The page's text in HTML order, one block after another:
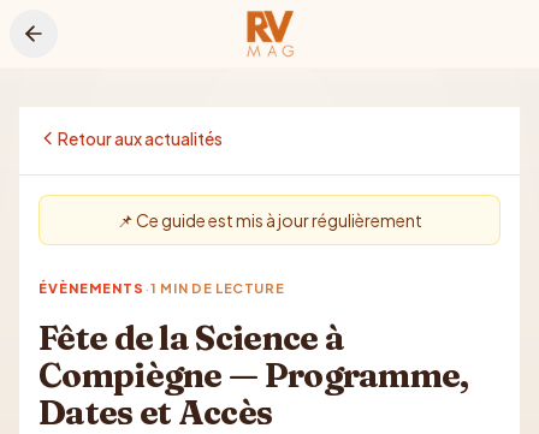
Retour aux actualités
📌 Ce guide est mis à jour régulièrement
ÉVÈNEMENTS ·1 MIN DE LECTURE
Fête de la Science à
Compiègne — Programme,
Dates et Accès